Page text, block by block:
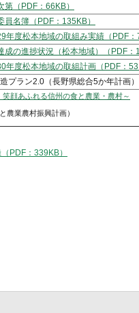
第（PDF：66KB）
員名簿（PDF：135KB）
年度松本地域の取組み実績（PDF：
成の進捗状況（松本地域）（PDF：
年度松本地域の取組計画（PDF：
プラン2.0（長野県総合5か年計画）
笑顔あふれる信州の食と農業・農村～
農業農村振興計画）
PDF：339KB）